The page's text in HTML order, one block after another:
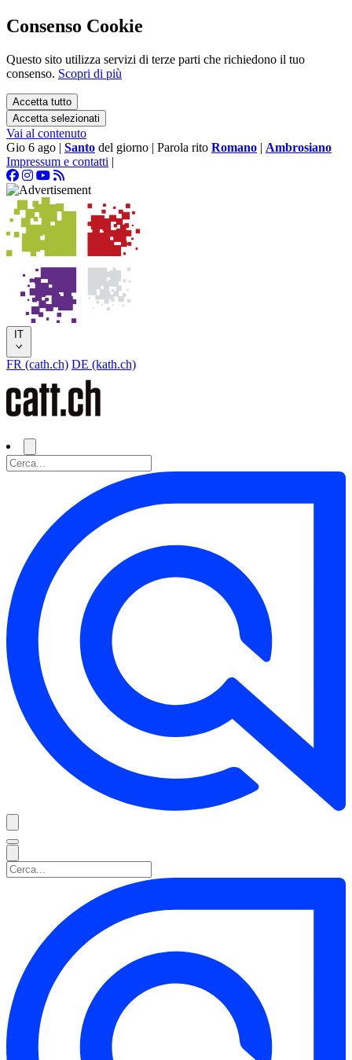
Consenso Cookie
Questo sito utilizza servizi di terze parti che richiedono il tuo
consenso. Scopri di più
Accetta tutto
Accetta selezionati
Vai al contenuto
Gio 6 ago | Santo del giorno | Parola rito Romano | Ambrosiano
Impressum e contatti |
IT
FR (cath.ch) DE (kath.ch)